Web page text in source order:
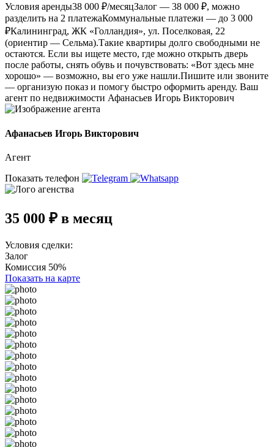
Условия аренды38 000 ₽/месяцЗалог — 38 000 ₽, можно
разделить на 2 платежаКоммунальные платежи — до 3 000
₽Калининград, ЖК «Голландия», ул. Поселковая, 22
(ориентир — Сельма).Такие квартиры долго свободными не
остаются. Если вы ищете место, где можно открыть дверь
после работы, снять обувь и почувствовать: «Вот здесь мне
хорошо» — возможно, вы его уже нашли.Пишите или звоните
— организую показ и помогу быстро оформить аренду. Ваш
агент по недвижимости Афанасьев Игорь Викторович
Афанасьев Игорь Викторович
Агент
Показать телефон
35 000 ₽ в месяц
Условия сделки:
Залог
Комиссия 50%
Показать на карте